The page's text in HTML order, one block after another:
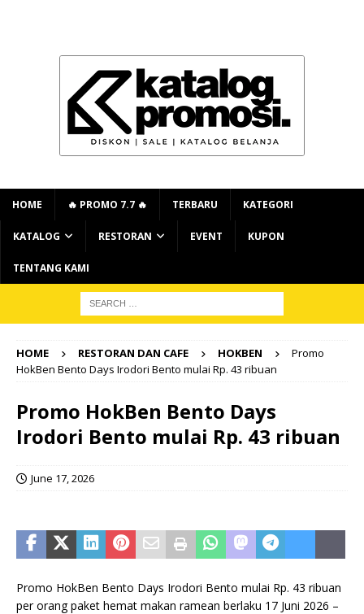
HOME 🔥 PROMO 7.7 🔥 TERBARU KATEGORI
KATALOG RESTORAN EVENT KUPON
TENTANG KAMI
HOME RESTORAN DAN CAFE HOKBEN
Promo
HokBen Bento Days Irodori Bento mulai Rp. 43 ribuan
Promo HokBen Bento Days
Irodori Bento mulai Rp. 43 ribuan
June 17, 2026
Promo HokBen Bento Days Irodori Bento mulai Rp. 43 ribuan
per orang paket hemat makan ramean berlaku 17 Juni 2026 –